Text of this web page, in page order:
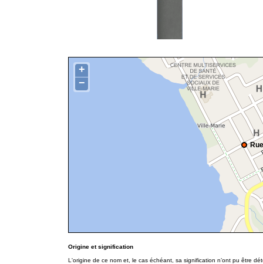
+
−
Origine et signification
L'origine de ce nom et, le cas échéant, sa signification n’ont pu être